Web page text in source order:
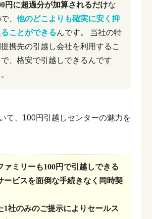
円に超過分が加算されるだけな
、他のどこよりも確実に安く抑
ることができるんです。
当社の特
提携先の引越し会社を利用するこ
で、格安で引越しできるんです
て、100円引越しセンターの魅力を
ァミリーも100円で引越しできる
ービスを面倒な手続きなく同時契
1社のみのご提示によりセールス